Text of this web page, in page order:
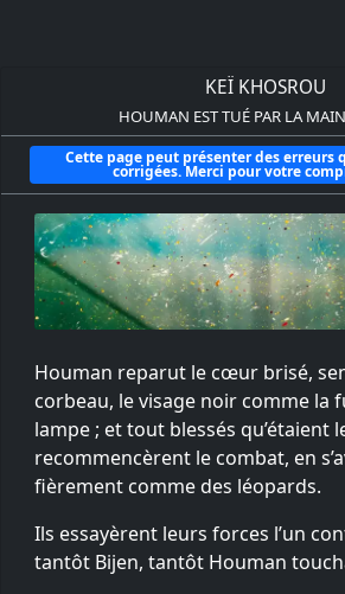
KEÏ KHOSROU
HOUMAN EST TUÉ PAR LA
Cette page peut présenter des erreurs
corrigées. Merci pour votre
Houman reparut le cœur brisé,
corbeau, le visage noir comme la
lampe ; et tout blessés qu’étaient
recommencèrent le combat, en
fièrement comme des léopards.
Ils essayèrent leurs forces l’un
tantôt Bijen, tantôt Houman